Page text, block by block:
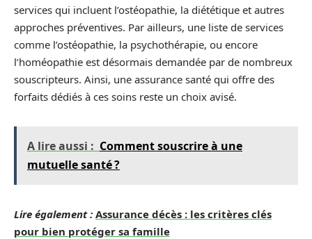
services qui incluent l’ostéopathie, la diététique et autres
approches préventives. Par ailleurs, une liste de services
comme l’ostéopathie, la psychothérapie, ou encore
l’homéopathie est désormais demandée par de nombreux
souscripteurs. Ainsi, une assurance santé qui offre des
forfaits dédiés à ces soins reste un choix avisé.
A lire aussi : Comment souscrire à une
mutuelle santé ?
Lire également : Assurance décès : les critères clés
pour bien protéger sa famille